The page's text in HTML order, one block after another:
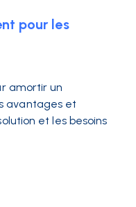
pour les
amortir un
avantages et
et les besoins